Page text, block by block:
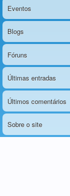
Eventos
Blogs
Fóruns
Últimas entradas
Últimos comentários
Sobre o site